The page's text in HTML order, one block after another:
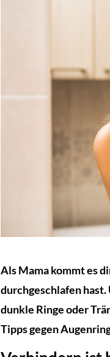
Als Mama kommt es
durchgeschlafen
dunkle Ringe oder
Tipps gegen